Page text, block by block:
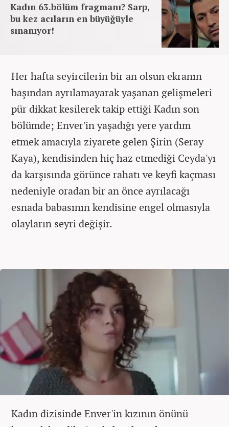
Kadın 63.bölüm fragmanı? Sarp,
bu kez acıların en büyüğüyle
sınanıyor!
Her hafta seyircilerin bir an olsun ekranın
başından ayrılamayarak yaşanan gelişmeleri
pür dikkat kesilerek takip ettiği Kadın son
bölümde; Enver'in yaşadığı yere yardım
etmek amacıyla ziyarete gelen Şirin (Seray
Kaya), kendisinden hiç haz etmediği Ceyda'yı
da karşısında görünce rahatı ve keyfi kaçması
nedeniyle oradan bir an önce ayrılacağı
esnada babasının kendisine engel olmasıyla
olayların seyri değişir.
Kadın dizisinde Enver'in kızının önünü